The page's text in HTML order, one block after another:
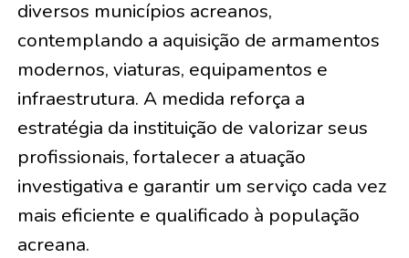
diversos municípios acreanos,
contemplando a aquisição de armamentos
modernos, viaturas, equipamentos e
infraestrutura. A medida reforça a
estratégia da instituição de valorizar seus
profissionais, fortalecer a atuação
investigativa e garantir um serviço cada vez
mais eficiente e qualificado à população
acreana.